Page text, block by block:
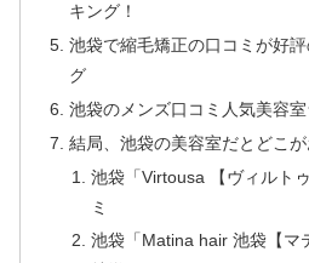
キング！
池袋で縮毛矯正の口コミが好
グ
池袋のメンズ口コミ人気美容室
結局、池袋の美容室だとどこ
池袋「Virtousa 【ヴィルト
ミ
池袋「Matina hair 池袋【マ